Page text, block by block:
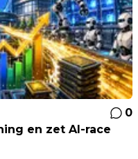
0
en zet AI-race